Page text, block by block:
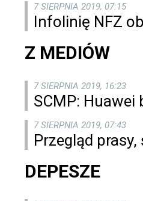
7 SIERPNIA 2019, 07:15
Infolinię NFZ
Z MEDIÓW
7 SIERPNIA 2019, 16:23
SCMP: Huawei
7 SIERPNIA 2019, 07:43
Przegląd prasy,
DEPESZE